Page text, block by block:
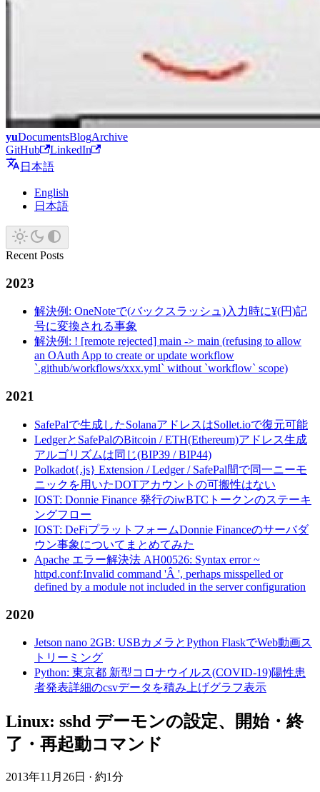
yuDocumentsBlogArchive
GitHub
LinkedIn
日本語
English
日本語
Recent Posts
2023
解決例: OneNoteで(バックスラッシュ)入力時に¥(円)記
号に変換される事象
解決例: ! [remote rejected] main -> main (refusing to allow
an OAuth App to create or update workflow
`.github/workflows/xxx.yml` without `workflow` scope)
2021
SafePalで生成したSolanaアドレスはSollet.ioで復元可能
LedgerとSafePalのBitcoin / ETH(Ethereum)アドレス生成
アルゴリズムは同じ(BIP39 / BIP44)
Polkadot{.js} Extension / Ledger / SafePal間で同一ニーモ
ニックを用いたDOTアカウントの可搬性はない
IOST: Donnie Finance 発行のiwBTCトークンのステーキ
ングフロー
IOST: DeFiプラットフォームDonnie Financeのサーバダ
ウン事象についてまとめてみた
Apache エラー解決法 AH00526: Syntax error ~
httpd.conf:Invalid command 'Â ', perhaps misspelled or
defined by a module not included in the server configuration
2020
Jetson nano 2GB: USBカメラとPython FlaskでWeb動画ス
トリーミング
Python: 東京都 新型コロナウイルス(COVID-19)陽性患
者発表詳細のcsvデータを積み上げグラフ表示
Linux: sshd デーモンの設定、開始・終
了・再起動コマンド
2013年11月26日 · 約1分